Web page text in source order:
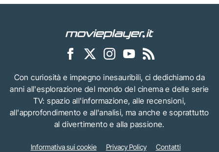
Con curiosità e impegno inesauribili, ci dedichiamo da
anni all'esplorazione del mondo del cinema e delle serie
TV: spazio all'informazione, alle recensioni,
all'approfondimento e all'analisi, ma anche e soprattutto
al divertimento e alla passione.
Informativa sui cookie Privacy Policy
Contatti